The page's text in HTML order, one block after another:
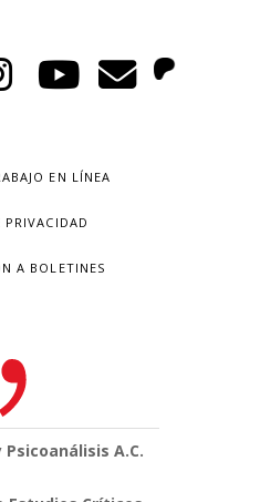
EN LÍNEA
PRIVACIDAD
A BOLETINES
A.C.